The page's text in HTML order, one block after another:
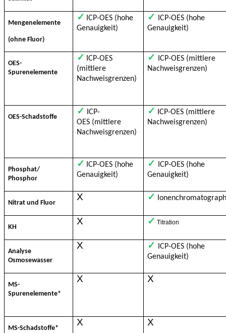
Mengenelemente
(ohne Fluor)
✓ ICP-OES (hohe
Genauigkeit)
✓
ICP-OES (hohe
Genauigkeit)
OES-
Spurenelemente
✓ ICP-OES
(mittlere
Nachweisgrenzen)
✓
ICP-OES (mittlere
Nachweisgrenzen)
OES-Schadstoffe
✓
ICP-
OES (mittlere
Nachweisgrenzen)
✓
ICP-OES (mittlere
Nachweisgrenzen)
Phosphat/
Phosphor
✓ ICP-OES (hohe
Genauigkeit)
✓
ICP-OES (hohe
Genauigkeit)
Nitrat und Fluor
X ✓
KH
X ✓ Titration
Analyse
Osmosewasser
X ✓
ICP-OES (hohe
Genauigkeit)
MS-
Spurenelemente*
X X
MS-Schadstoffe*
X X